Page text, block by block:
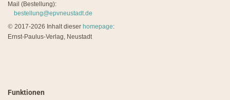
Mail (Bestellung):
bestellung@epvneustadt.de
© 2017-2026 Inhalt dieser homepage:
Ernst-Paulus-Verlag, Neustadt
Funktionen